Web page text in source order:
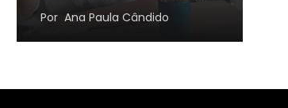
MEI
Por Ana Paula Cândido